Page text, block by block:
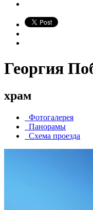
Георгия
храм
Фотогалерея
Панорамы
Схема проезда